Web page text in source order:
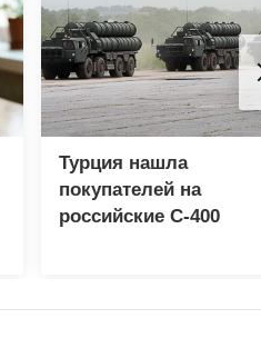
Турция нашла
покупателей на
российские C-400